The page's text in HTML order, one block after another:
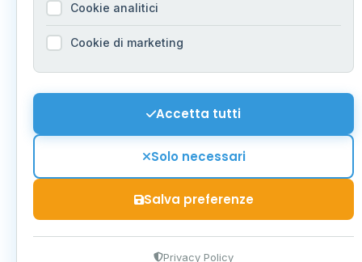
Cookie analitici
Cookie di marketing
Accetta tutti
Solo necessari
Salva preferenze
Privacy Policy